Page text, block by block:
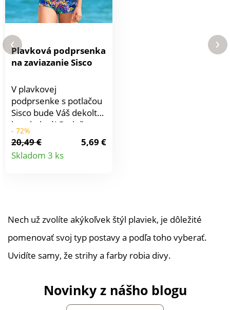
Plavková podprsenka
na zaviazanie Sisco
V plavkovej
podprsenke s potlačou
Sisco bude Váš dekolt
bezchybný! Potlač
exotických kvetín.
Košíky z 3 dielov
podšité tylom pre
zapínanie. Kostice.
- 72%
20,49 €
5,69 €
Skladom 3 ks
Detail
Nech už zvolíte akýkoľvek štýl plaviek, je dôležité
pomenovať svoj typ postavy a podľa toho vyberať.
Uvidíte samy, že strihy a farby robia divy.
Novinky z nášho blogu